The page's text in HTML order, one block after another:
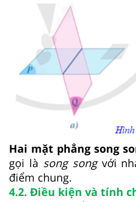
Hai mặt phẳng song
gọi là song song với
điểm chung.
4.2. Điều kiện và tính